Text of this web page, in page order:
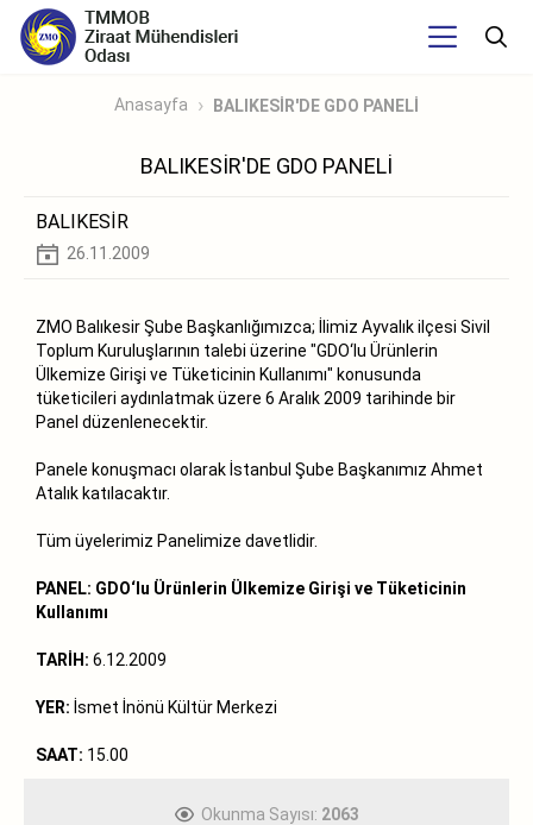
Anasayfa BALIKESİR'DE GDO PANELİ
BALIKESİR'DE GDO PANELİ
BALIKESİR
26.11.2009
ZMO Balıkesir Şube Başkanlığımızca; İlimiz Ayvalık ilçesi Sivil
Toplum Kuruluşlarının talebi üzerine "GDO‘lu Ürünlerin
Ülkemize Girişi ve Tüketicinin Kullanımı" konusunda
tüketicileri aydınlatmak üzere 6 Aralık 2009 tarihinde bir
Panel düzenlenecektir.
Panele konuşmacı olarak İstanbul Şube Başkanımız Ahmet
Atalık katılacaktır.
Tüm üyelerimiz Panelimize davetlidir.
PANEL: GDO‘lu Ürünlerin Ülkemize Girişi ve Tüketicinin
Kullanımı
TARİH: 6.12.2009
YER: İsmet İnönü Kültür Merkezi
SAAT: 15.00
Okunma Sayısı: 2063